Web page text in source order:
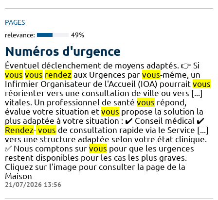
PAGES
relevance: 49%
Numéros d'urgence
Éventuel déclenchement de moyens adaptés. 👉 Si
vous vous rendez aux Urgences par vous-même, un
Infirmier Organisateur de l'Accueil (IOA) pourrait vous
réorienter vers une consultation de ville ou vers [...]
vitales. Un professionnel de santé vous répond,
évalue votre situation et vous propose la solution la
plus adaptée à votre situation : ✔️ Conseil médical ✔️
Rendez- vous de consultation rapide via le Service [...]
vers une structure adaptée selon votre état clinique.
✅ Nous comptons sur vous pour que les urgences
restent disponibles pour les cas les plus graves.
Cliquez sur l'image pour consulter la page de la
Maison
21/07/2026 13:56